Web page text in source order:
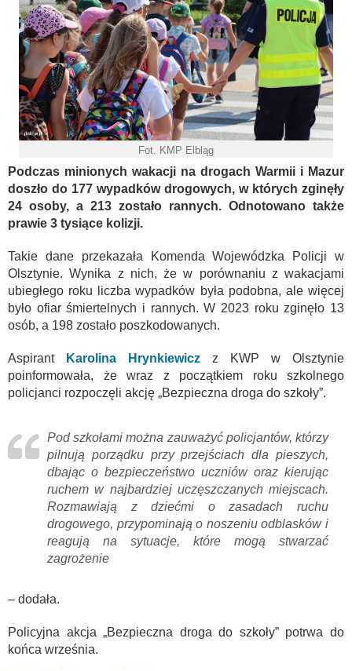
Fot. KMP Elbląg
Podczas minionych wakacji na drogach Warmii i Mazur
doszło do 177 wypadków drogowych, w których zginęły
24 osoby, a 213 zostało rannych. Odnotowano także
prawie 3 tysiące kolizji.
Takie dane przekazała Komenda Wojewódzka Policji w
Olsztynie. Wynika z nich, że w porównaniu z wakacjami
ubiegłego roku liczba wypadków była podobna, ale więcej
było ofiar śmiertelnych i rannych. W 2023 roku zginęło 13
osób, a 198 zostało poszkodowanych.
Aspirant Karolina Hrynkiewicz
z KWP w Olsztynie
poinformowała, że wraz z początkiem roku szkolnego
policjanci rozpoczęli akcję „Bezpieczna droga do szkoły”.
Pod szkołami można zauważyć policjantów, którzy
pilnują porządku przy przejściach dla pieszych,
dbając o bezpieczeństwo uczniów oraz kierując
ruchem w najbardziej uczęszczanych miejscach.
Rozmawiają z dziećmi o zasadach ruchu
drogowego, przypominają o noszeniu odblasków i
reagują na sytuacje, które mogą stwarzać
zagrożenie
– dodała.
Policyjna akcja „Bezpieczna droga do szkoły” potrwa do
końca września.